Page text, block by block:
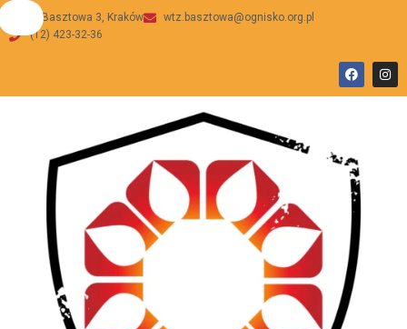
ul Basztowa 3, Kraków
wtz.basztowa@ognisko.org.pl
(12) 423-32-36